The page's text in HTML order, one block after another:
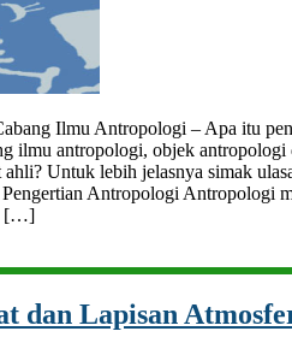
Ilmu Antropologi – Apa itu
ilmu antropologi, objek
Untuk lebih jelasnya simak
Antropologi Antropologi
[…]
dan Lapisan